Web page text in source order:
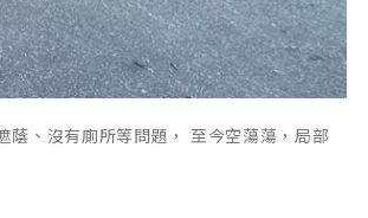
、沒有廁所等問題， 至今空蕩蕩，局部